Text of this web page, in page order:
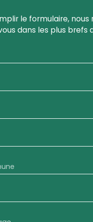
le formulaire, nous
dans les plus brefs